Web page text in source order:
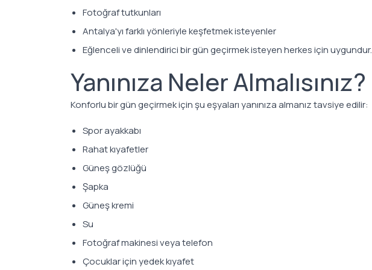
Fotoğraf tutkunları
Antalya'yı farklı yönleriyle keşfetmek isteyenler
Eğlenceli ve dinlendirici bir gün geçirmek isteyen herkes için uygundur.
Yanınıza Neler Almalısınız?
Konforlu bir gün geçirmek için şu eşyaları yanınıza almanız tavsiye edilir:
Spor ayakkabı
Rahat kıyafetler
Güneş gözlüğü
Şapka
Güneş kremi
Su
Fotoğraf makinesi veya telefon
Çocuklar için yedek kıyafet